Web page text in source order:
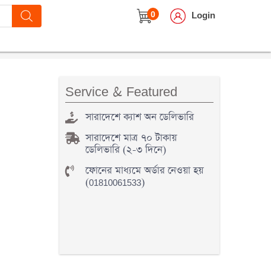
0
Login
Service & Featured
সারাদেশে ক্যাশ অন ডেলিভারি
সারাদেশে মাত্র ৭০ টাকায়
ডেলিভারি (২-৩ দিনে)
ফোনের মাধ্যমে অর্ডার নেওয়া হয়
(01810061533)